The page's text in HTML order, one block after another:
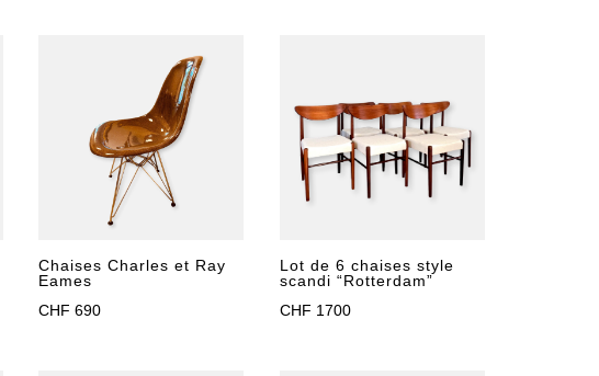
Chaises Charles et Ray
Eames
CHF 690
Lot de 6 chaises style
scandi “Rotterdam”
CHF 1700